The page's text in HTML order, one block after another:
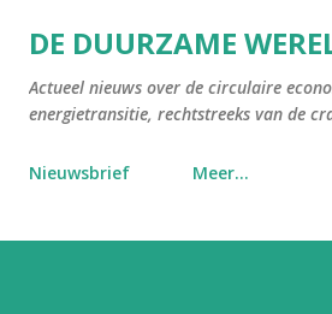
Doorgaan naar
DE DUURZAME
Actueel nieuws over de circulaire
energietransitie, rechtstreeks van de
Nieuwsbrief Meer…